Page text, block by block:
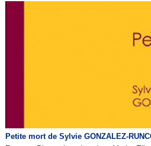
Petite mort de Sylvie GONZALEZ-